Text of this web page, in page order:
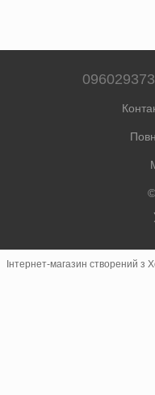
Інтернет-магазин створений з